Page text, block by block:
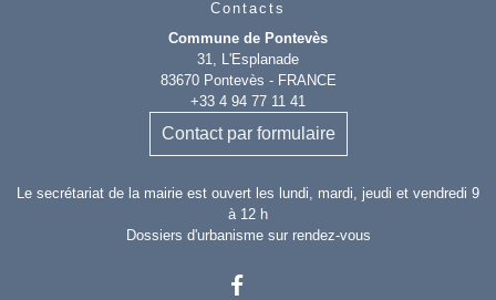
Contacts
Commune de Pontevès
31, L'Esplanade
83670 Pontevès - FRANCE
+33 4 94 77 11 41
Contact par formulaire
Le secrétariat de la mairie est ouvert les lundi, mardi, jeudi et vendredi 9
à 12 h
Dossiers d'urbanisme sur rendez-vous